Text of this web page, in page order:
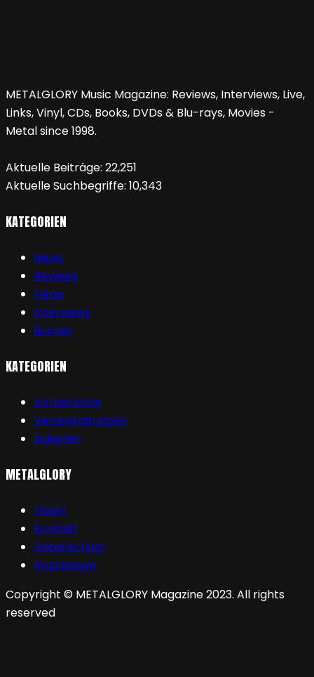
METALGLORY Music Magazine: Reviews, Interviews, Live,
Links, Vinyl, CDs, Books, DVDs & Blu-rays, Movies -
Metal since 1998.
Aktuelle Beiträge: 22,251
Aktuelle Suchbegriffe: 10,343
KATEGORIEN
News
Reviews
Filme
Interviews
Bücher
KATEGORIEN
Vorberichte
Veranstaltungen
Galerien
METALGLORY
Team
Kontakt
Datenschutz
Impressum
Copyright © METALGLORY Magazine 2023. All rights
reserved